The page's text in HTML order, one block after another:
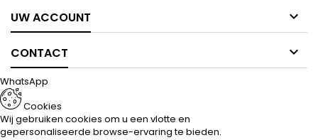
UW ACCOUNT 
CONTACT 
WhatsApp
Cookies
Wij gebruiken cookies om u een vlotte en
gepersonaliseerde browse-ervaring te bieden.